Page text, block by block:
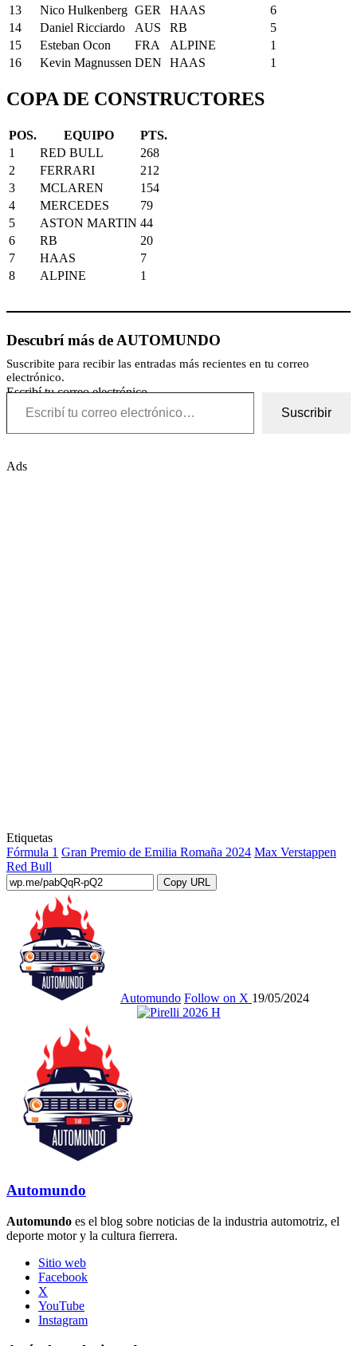
13
Nico Hulkenberg GER HAAS
6
14
Daniel Ricciardo AUS RB
5
15
Esteban Ocon FRA ALPINE
1
16
Kevin Magnussen DEN HAAS 1
COPA DE CONSTRUCTORES
POS. EQUIPO
PTS.
1
RED BULL
268
2
FERRARI
212
3
MCLAREN
154
4
MERCEDES
79
5
ASTON MARTIN 44
6
RB
20
7
HAAS
7
8
ALPINE 1
Descubrí más de AUTOMUNDO
Suscribite para recibir las entradas más recientes en tu correo
electrónico.
Escribí tu correo electrónico…
Suscribir
Ads
Etiquetas
Fórmula 1 Gran Premio de Emilia Romaña 2024 Max Verstappen
Red Bull
Copy URL
Automundo Follow on X 19/05/2024
Automundo
Automundo es el blog sobre noticias de la industria automotriz, el
deporte motor y la cultura fierrera.
Sitio web
Facebook
X
YouTube
Instagram